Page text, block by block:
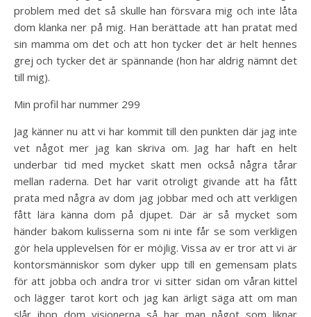
problem med det så skulle han försvara mig och inte låta
dom klanka ner på mig. Han berättade att han pratat med
sin mamma om det och att hon tycker det är helt hennes
grej och tycker det är spännande (hon har aldrig nämnt det
till mig).
Min profil har nummer 299
Jag känner nu att vi har kommit till den punkten där jag inte
vet något mer jag kan skriva om. Jag har haft en helt
underbar tid med mycket skatt men också några tårar
mellan raderna. Det har varit otroligt givande att ha fått
prata med några av dom jag jobbar med och att verkligen
fått lära känna dom på djupet. Där är så mycket som
händer bakom kulisserna som ni inte får se som verkligen
gör hela upplevelsen för er möjlig. Vissa av er tror att vi är
kontorsmänniskor som dyker upp till en gemensam plats
för att jobba och andra tror vi sitter sidan om våran kittel
och lägger tarot kort och jag kan ärligt säga att om man
slår ihop dom visionerna så har man något som liknar